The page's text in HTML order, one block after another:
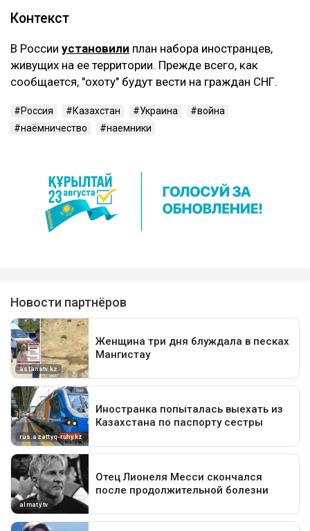
Контекст
В России установили план набора иностранцев,
живущих на ее территории. Прежде всего, как
сообщается, "охоту" будут вести на граждан СНГ.
Россия Казахстан Украина
война
наёмничество
наемники